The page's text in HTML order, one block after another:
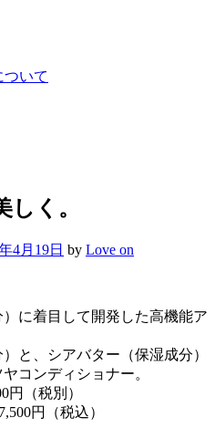
ついて
く。
4月19日 by Love on
に着目して開発した高機能ア
と、シアバター（保湿成分）
コンディショナー。
円（税別）
円（税込）